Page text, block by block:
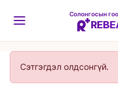
Сэтгэгдэл олдсонгүй.